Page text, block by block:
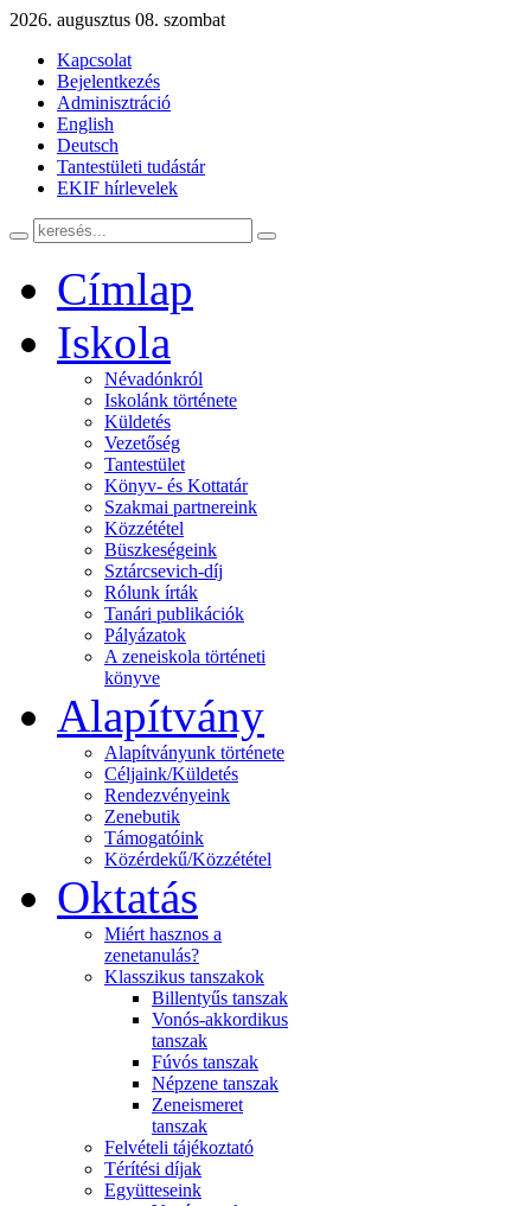
2026. augusztus 08. szombat
Kapcsolat
Bejelentkezés
Adminisztráció
English
Deutsch
Tantestületi tudástár
EKIF hírlevelek
Címlap
Iskola
Névadónkról
Iskolánk története
Küldetés
Vezetőség
Tantestület
Könyv- és Kottatár
Szakmai partnereink
Közzététel
Büszkeségeink
Sztárcsevich-díj
Rólunk írták
Tanári publikációk
Pályázatok
A zeneiskola történeti
könyve
Alapítvány
Alapítványunk története
Céljaink/Küldetés
Rendezvényeink
Zenebutik
Támogatóink
Közérdekű/Közzététel
Oktatás
Miért hasznos a
zenetanulás?
Klasszikus tanszakok
Billentyűs tanszak
Vonós-akkordikus
tanszak
Fúvós tanszak
Népzene tanszak
Zeneismeret
tanszak
Felvételi tájékoztató
Térítési díjak
Együtteseink